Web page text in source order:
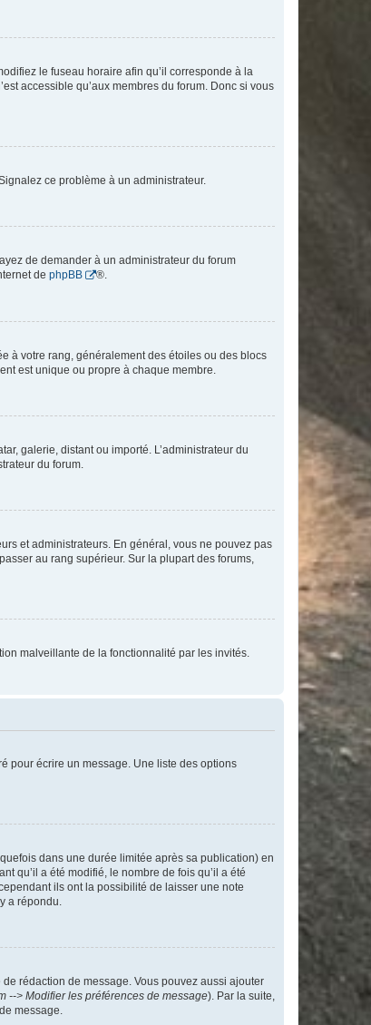
le fuseau horaire afin qu’il corresponde à la
accessible qu’aux membres du forum. Donc si vous
ce problème à un administrateur.
de demander à un administrateur du forum
de phpBB ®.
à votre rang, généralement des étoiles ou des blocs
est unique ou propre à chaque membre.
galerie, distant ou importé. L’administrateur du
du forum.
et administrateurs. En général, vous ne pouvez pas
au rang supérieur. Sur la plupart des forums,
malveillante de la fonctionnalité par les invités.
pour écrire un message. Une liste des options
dans une durée limitée après sa publication) en
qu’il a été modifié, le nombre de fois qu’il a été
ils ont la possibilité de laisser une note
a répondu.
rédaction de message. Vous pouvez aussi ajouter
--> Modifier les préférences de message). Par la suite,
message.